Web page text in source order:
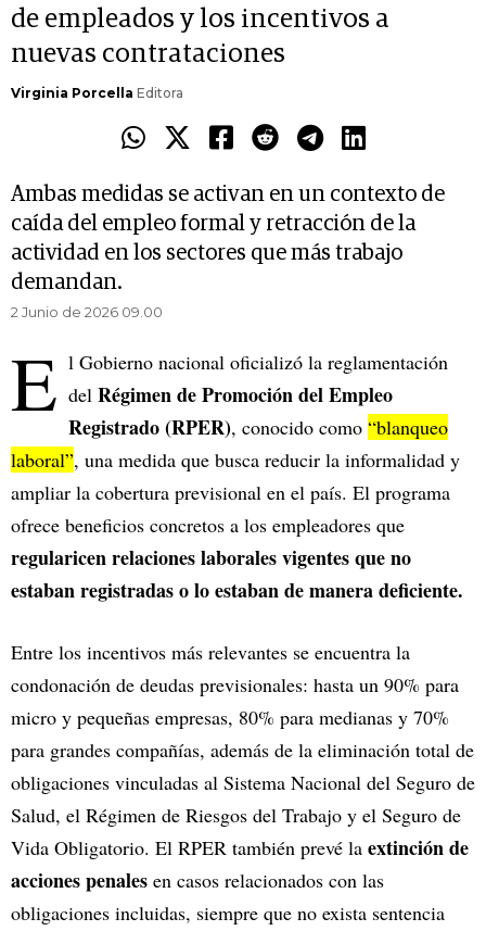
de empleados y los incentivos a
nuevas contrataciones
Virginia Porcella Editora
Ambas medidas se activan en un contexto de
caída del empleo formal y retracción de la
actividad en los sectores que más trabajo
demandan.
2 Junio de 2026 09.00
E l Gobierno nacional oficializó la reglamentación
del Régimen de Promoción del Empleo
Registrado (RPER), conocido como “blanqueo
laboral”, una medida que busca reducir la informalidad y
ampliar la cobertura previsional en el país. El programa
ofrece beneficios concretos a los empleadores que
regularicen relaciones laborales vigentes que no
estaban registradas o lo estaban de manera deficiente.
Entre los incentivos más relevantes se encuentra la
condonación de deudas previsionales: hasta un 90% para
micro y pequeñas empresas, 80% para medianas y 70%
para grandes compañías, además de la eliminación total de
obligaciones vinculadas al Sistema Nacional del Seguro de
Salud, el Régimen de Riesgos del Trabajo y el Seguro de
Vida Obligatorio. El RPER también prevé la extinción de
acciones penales en casos relacionados con las
obligaciones incluidas, siempre que no exista sentencia